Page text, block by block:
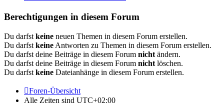
Berechtigungen in diesem Forum
Du darfst keine neuen Themen in diesem Forum erstellen.
Du darfst keine Antworten zu Themen in diesem Forum erstellen.
Du darfst deine Beiträge in diesem Forum nicht ändern.
Du darfst deine Beiträge in diesem Forum nicht löschen.
Du darfst keine Dateianhänge in diesem Forum erstellen.
Foren-Übersicht
Alle Zeiten sind UTC+02:00